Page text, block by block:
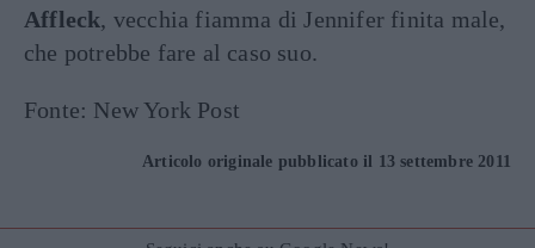
Affleck, vecchia fiamma di Jennifer finita male,
che potrebbe fare al caso suo.
Fonte: New York Post
Articolo originale pubblicato il 13 settembre 2011